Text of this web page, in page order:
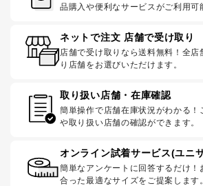
品購入や便利なサービスがご利用可
ネットで注文 店舗で受け取り
店舗で受け取りなら送料無料！全店
り店舗をお選びいただけます。
取り扱い店舗・在庫確認
簡単操作で店舗在庫状況がわかる！
や取り扱い店舗の確認ができます。
オンライン試着サービス(ユニ
簡単なアンケートに回答するだけ！
合った最適なサイズをご提案します。